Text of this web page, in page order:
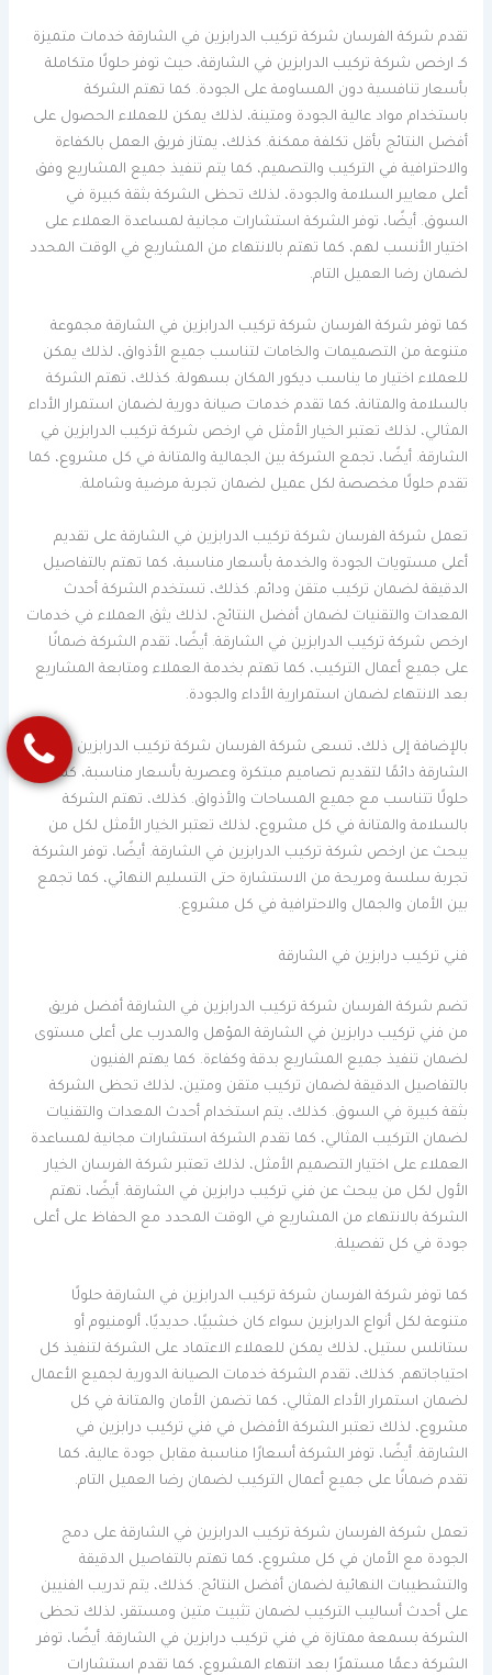
تقدم شركة الفرسان شركة تركيب الدرابزين في الشارقة خدمات متميزة
كـ ارخص شركة تركيب الدرابزين في الشارقة، حيث توفر حلولًا متكاملة
بأسعار تنافسية دون المساومة على الجودة. كما تهتم الشركة
باستخدام مواد عالية الجودة ومتينة، لذلك يمكن للعملاء الحصول على
أفضل النتائج بأقل تكلفة ممكنة. كذلك، يمتاز فريق العمل بالكفاءة
والاحترافية في التركيب والتصميم، كما يتم تنفيذ جميع المشاريع وفق
أعلى معايير السلامة والجودة، لذلك تحظى الشركة بثقة كبيرة في
السوق. أيضًا، توفر الشركة استشارات مجانية لمساعدة العملاء على
اختيار الأنسب لهم، كما تهتم بالانتهاء من المشاريع في الوقت المحدد
لضمان رضا العميل التام.
كما توفر شركة الفرسان شركة تركيب الدرابزين في الشارقة مجموعة
متنوعة من التصميمات والخامات لتناسب جميع الأذواق، لذلك يمكن
للعملاء اختيار ما يناسب ديكور المكان بسهولة. كذلك، تهتم الشركة
بالسلامة والمتانة، كما تقدم خدمات صيانة دورية لضمان استمرار الأداء
المثالي، لذلك تعتبر الخيار الأمثل في ارخص شركة تركيب الدرابزين في
الشارقة. أيضًا، تجمع الشركة بين الجمالية والمتانة في كل مشروع، كما
تقدم حلولًا مخصصة لكل عميل لضمان تجربة مرضية وشاملة.
تعمل شركة الفرسان شركة تركيب الدرابزين في الشارقة على تقديم
أعلى مستويات الجودة والخدمة بأسعار مناسبة، كما تهتم بالتفاصيل
الدقيقة لضمان تركيب متقن ودائم. كذلك، تستخدم الشركة أحدث
المعدات والتقنيات لضمان أفضل النتائج، لذلك يثق العملاء في خدمات
ارخص شركة تركيب الدرابزين في الشارقة. أيضًا، تقدم الشركة ضمانًا
على جميع أعمال التركيب، كما تهتم بخدمة العملاء ومتابعة المشاريع
بعد الانتهاء لضمان استمرارية الأداء والجودة.
بالإضافة إلى ذلك، تسعى شركة الفرسان شركة تركيب الدرابزين في
الشارقة دائمًا لتقديم تصاميم مبتكرة وعصرية بأسعار مناسبة، كما توفر
حلولًا تتناسب مع جميع المساحات والأذواق. كذلك، تهتم الشركة
بالسلامة والمتانة في كل مشروع، لذلك تعتبر الخيار الأمثل لكل من
يبحث عن ارخص شركة تركيب الدرابزين في الشارقة. أيضًا، توفر الشركة
تجربة سلسة ومريحة من الاستشارة حتى التسليم النهائي، كما تجمع
بين الأمان والجمال والاحترافية في كل مشروع.
فني تركيب درابزين في الشارقة
تضم شركة الفرسان شركة تركيب الدرابزين في الشارقة أفضل فريق
من فني تركيب درابزين في الشارقة المؤهل والمدرب على أعلى مستوى
لضمان تنفيذ جميع المشاريع بدقة وكفاءة. كما يهتم الفنيون
بالتفاصيل الدقيقة لضمان تركيب متقن ومتين، لذلك تحظى الشركة
بثقة كبيرة في السوق. كذلك، يتم استخدام أحدث المعدات والتقنيات
لضمان التركيب المثالي، كما تقدم الشركة استشارات مجانية لمساعدة
العملاء على اختيار التصميم الأمثل، لذلك تعتبر شركة الفرسان الخيار
الأول لكل من يبحث عن فني تركيب درابزين في الشارقة. أيضًا، تهتم
الشركة بالانتهاء من المشاريع في الوقت المحدد مع الحفاظ على أعلى
جودة في كل تفصيلة.
كما توفر شركة الفرسان شركة تركيب الدرابزين في الشارقة حلولًا
متنوعة لكل أنواع الدرابزين سواء كان خشبيًا، حديديًا، ألومنيوم أو
ستانلس ستيل، لذلك يمكن للعملاء الاعتماد على الشركة لتنفيذ كل
احتياجاتهم. كذلك، تقدم الشركة خدمات الصيانة الدورية لجميع الأعمال
لضمان استمرار الأداء المثالي، كما تضمن الأمان والمتانة في كل
مشروع، لذلك تعتبر الشركة الأفضل في فني تركيب درابزين في
الشارقة. أيضًا، توفر الشركة أسعارًا مناسبة مقابل جودة عالية، كما
تقدم ضمانًا على جميع أعمال التركيب لضمان رضا العميل التام.
تعمل شركة الفرسان شركة تركيب الدرابزين في الشارقة على دمج
الجودة مع الأمان في كل مشروع، كما تهتم بالتفاصيل الدقيقة
والتشطيبات النهائية لضمان أفضل النتائج. كذلك، يتم تدريب الفنيين
على أحدث أساليب التركيب لضمان تثبيت متين ومستقر، لذلك تحظى
الشركة بسمعة ممتازة في فني تركيب درابزين في الشارقة. أيضًا، توفر
الشركة دعمًا مستمرًا بعد انتهاء المشروع، كما تقدم استشارات